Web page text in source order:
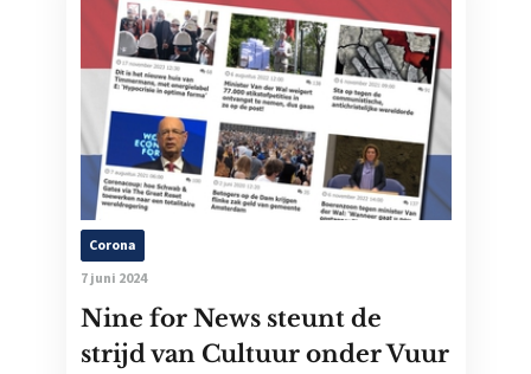
Corona
7 juni 2024
Nine for News steunt de
strijd van Cultuur onder Vuur